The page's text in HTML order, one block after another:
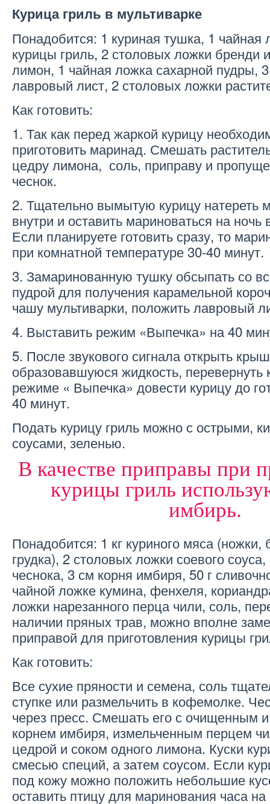
Курица гриль в мультиварке
Понадобится: 1 куриная тушка, 1
курицы гриль, 2 столовых ложки бренди
лимон, 1 чайная ложка сахарной пудры, 3
лавровый лист, 2 столовых ложки
Как готовить:
1. Так как перед жаркой курицу
приготовить маринад. Смешать
цедру лимона, соль, приправу и
чеснок.
2. Тщательно вымытую курицу натереть
внутри и оставить мариноваться на ночь
Если планируете готовить сразу, то
при комнатной температуре 30-40 минут.
3. Замаринованную тушку обсыпать со
пудрой для получения карамельной
чашу мультиварки, положить лавровый
4. Выставить режим «Выпечка» на 40
5. После звукового сигнала открыть
образовавшуюся жидкость, перевернуть
режиме « Выпечка» довести курицу до
40 минут.
Подать курицу гриль можно с острыми,
соусами, зеленью.
В качестве приправы при
курицы гриль
имбирь.
Понадобится: 1 кг куриного мяса
грудка), 2 столовых ложки соевого
чеснока, 3 см корня имбиря, 50 г
чайной ложке кумина, фенхеля,
ложки нарезанного перца чили, соль,
наличии пряных трав, можно вполне
приправой для приготовления курицы
Как готовить:
Все сухие пряности и семена, соль
ступке или размельчить в кофемолке.
через пресс. Смешать его с очищенным
корнем имбиря, измельченным перцем
цедрой и соком одного лимона. Куски
смесью специй, а затем соусом. Если
под кожу можно положить небольшие
оставить птицу для маринования часа